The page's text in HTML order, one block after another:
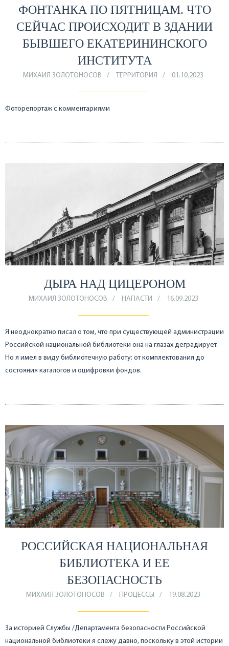
ФОНТАНКА ПО ПЯТНИЦАМ. ЧТО
СЕЙЧАС ПРОИСХОДИТ В ЗДАНИИ
БЫВШЕГО ЕКАТЕРИНИНСКОГО
ИНСТИТУТА
МИХАИЛ ЗОЛОТОНОСОВ ТЕРРИТОРИЯ 01.10.2023
Фоторепортаж с комментариями
ДЫРА НАД ЦИЦЕРОНОМ
МИХАИЛ ЗОЛОТОНОСОВ НАПАСТИ 16.09.2023
Я неоднократно писал о том, что при существующей администрации
Российской национальной библиотеки она на глазах деградирует.
Но я имел в виду библиотечную работу: от комплектования до
состояния каталогов и оцифровки фондов.
РОССИЙСКАЯ НАЦИОНАЛЬНАЯ
БИБЛИОТЕКА И ЕЕ
БЕЗОПАСНОСТЬ
МИХАИЛ ЗОЛОТОНОСОВ ПРОЦЕССЫ 19.08.2023
За историей Службы /Департамента безопасности Российской
национальной библиотеки я слежу давно, поскольку в этой истории